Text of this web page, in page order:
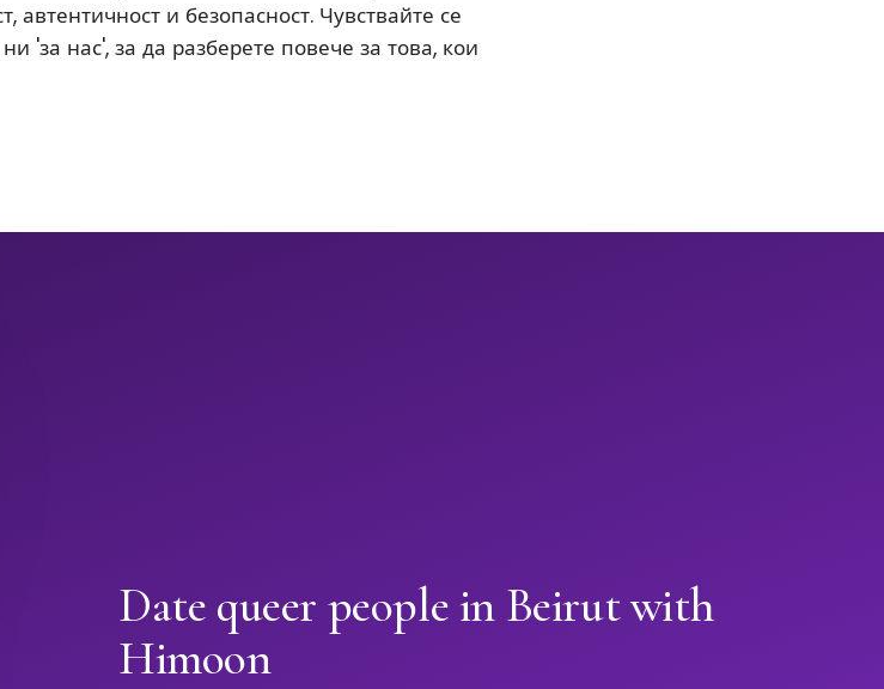
автентичност и безопасност. Чувствайте се
'за нас', за да разберете повече за това, кои
Date queer people in Beirut with
Himoon